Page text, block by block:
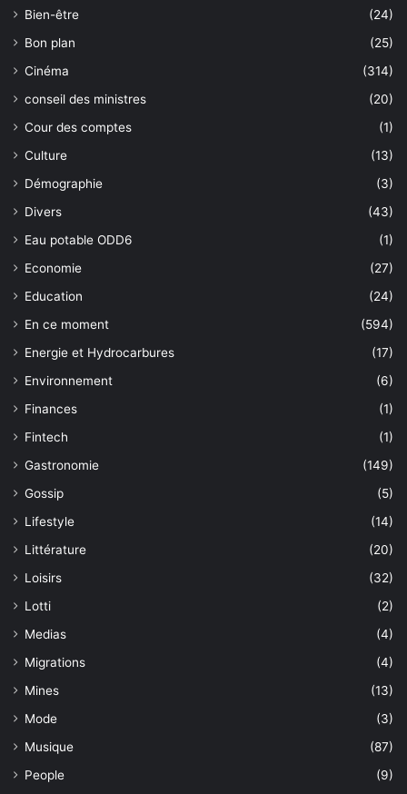
Bien-être
(24)
Bon plan
(25)
Cinéma
(314)
conseil des ministres
(20)
Cour des comptes
(1)
Culture
(13)
Démographie
(3)
Divers
(43)
Eau potable ODD6
(1)
Economie
(27)
Education
(24)
En ce moment
(594)
Energie et Hydrocarbures
(17)
Environnement
(6)
Finances
(1)
Fintech
(1)
Gastronomie
(149)
Gossip
(5)
Lifestyle
(14)
Littérature
(20)
Loisirs
(32)
Lotti
(2)
Medias
(4)
Migrations
(4)
Mines
(13)
Mode
(3)
Musique
(87)
People
(9)